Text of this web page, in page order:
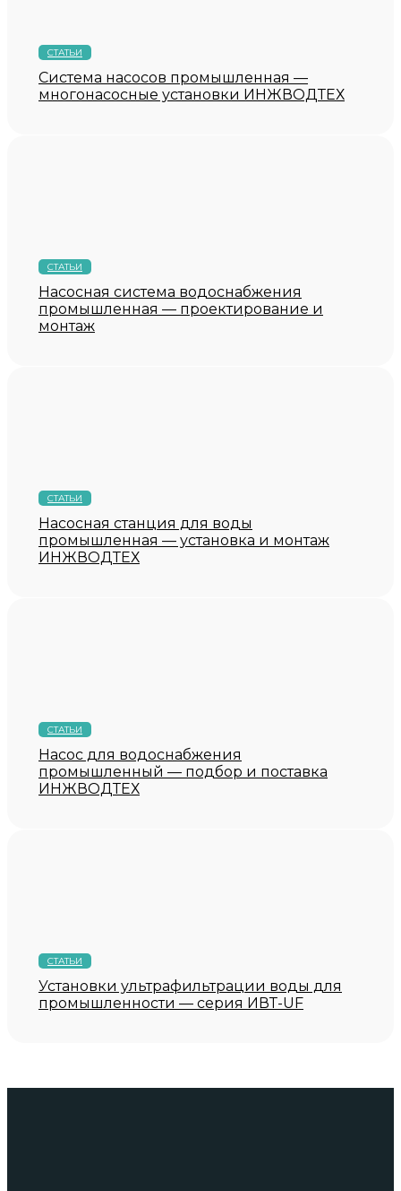
СТАТЬИ
Система насосов промышленная —
многонасосные установки ИНЖВОДТЕХ
СТАТЬИ
Насосная система водоснабжения
промышленная — проектирование и
монтаж
СТАТЬИ
Насосная станция для воды
промышленная — установка и монтаж
ИНЖВОДТЕХ
СТАТЬИ
Насос для водоснабжения
промышленный — подбор и поставка
ИНЖВОДТЕХ
СТАТЬИ
Установки ультрафильтрации воды для
промышленности — серия ИВТ-UF